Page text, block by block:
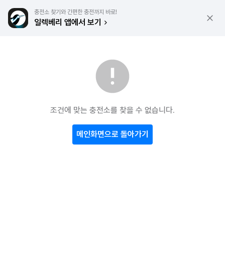
충전소 찾기와 간편한 충전까지 바로!
일렉베리 앱에서 보기
조건에 맞는 충전소를 찾을 수 없습니다.
메인화면으로 돌아가기